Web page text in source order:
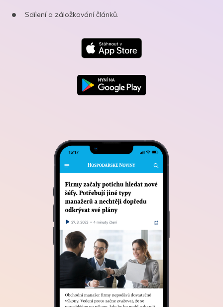
Sdílení a záložkování článků.